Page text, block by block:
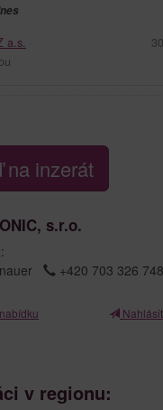
a.s.
na inzerát
s.r.o.
+420 703 326 748
v regionu: